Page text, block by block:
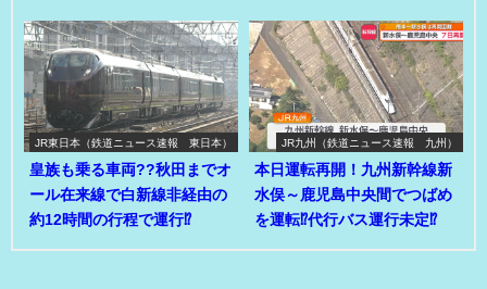
JR東日本（鉄道ニュース速報 東日本）
皇族も乗る車両??秋田までオ
ール在来線で白新線非経由の
約12時間の行程で運行⁉
JR九州（鉄道ニュース速報 九州）
本日運転再開！九州新幹線新
水俣～鹿児島中央間でつばめ
を運転⁉代行バス運行未定⁉